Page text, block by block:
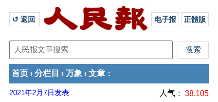
↺ 返回 电子报 正體版
首页 › 分栏目 › 万象 › 文章 ：
2021年2月7日 发表 人气： 38,105